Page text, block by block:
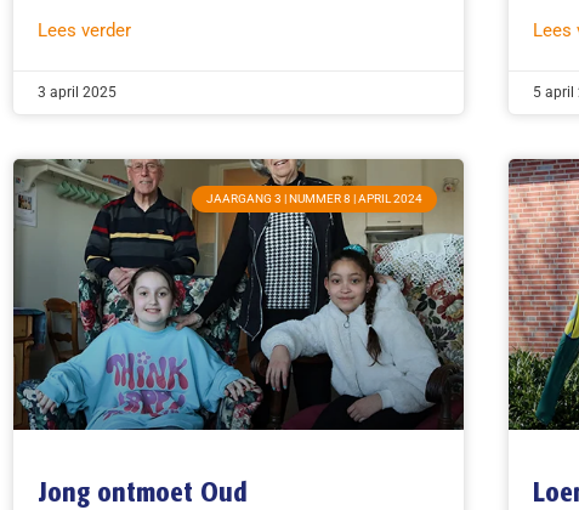
Lees verder
3 april 2025
Lees
5 april
JAARGANG 3 | NUMMER 8 | APRIL 2024
Jong ontmoet Oud